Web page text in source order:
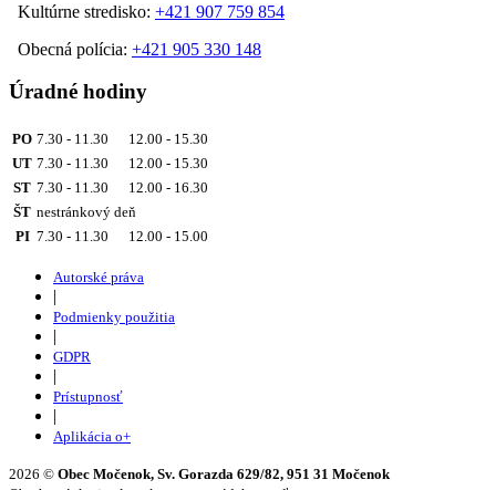
Kultúrne stredisko: +421 907 759 854
Obecná polícia: +421 905 330 148
Úradné hodiny
PO 7.30 - 11.30 12.00 - 15.30
UT 7.30 - 11.30 12.00 - 15.30
ST 7.30 - 11.30 12.00 - 16.30
ŠT nestránkový deň
PI 7.30 - 11.30 12.00 - 15.00
Autorské práva
|
Podmienky použitia
|
GDPR
|
Prístupnosť
|
Aplikácia o+
2026 © Obec Močenok, Sv. Gorazda 629/82, 951 31 Močenok